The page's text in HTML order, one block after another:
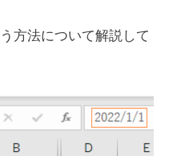
方法について解説して